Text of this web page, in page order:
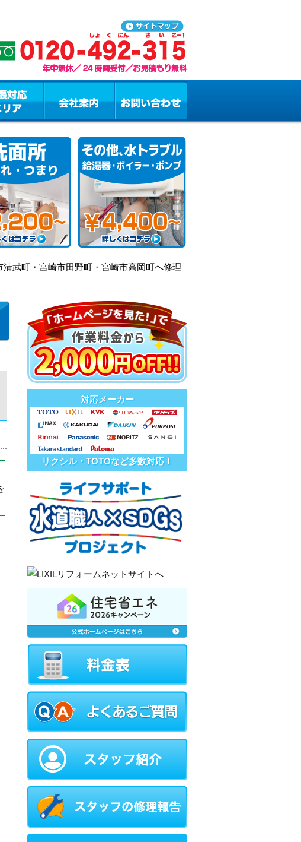
清武町・宮崎市田野町・宮崎市高岡町へ修理
対応メーカー
リクシル・TOTOなど多数対応！